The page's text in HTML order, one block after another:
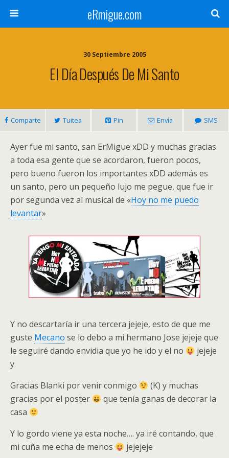
eRmigue.com
30 Septiembre 2005
El Día Después De Mi Santo
Comparte Tuitea Pin Envía SMS
Ayer fue mi santo, san ErMigue xDD y muchas gracias
a toda esa gente que se acordaron, fueron pocos,
pero bueno fueron los importantes xDD además es
un santo, pero un pequeño lujo me pegue, que fue ir
por segunda vez al musical de «Hoy no me puedo
levantar»
Y no descartaría ir una tercera jejeje, esto de que me
guste Mecano se lo debo a mi hermano Jose jejeje que
le seguiré dando envidia que yo he ido y el no
jejeje
y
Gracias Blanki por venir conmigo
(K) y muchas
gracias por el poster
que tenía ganas de decorar la
casa
Y lo gordo viene ya esta noche…. ya iré contando, que
mi cuña me echa de menos
jejejeje